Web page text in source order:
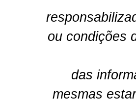
ou condições
das
mesmas